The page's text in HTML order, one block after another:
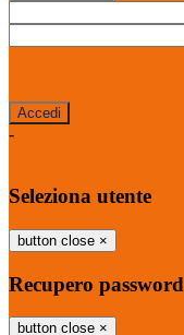
-
Seleziona utente
button close ×
Recupero password
button close ×